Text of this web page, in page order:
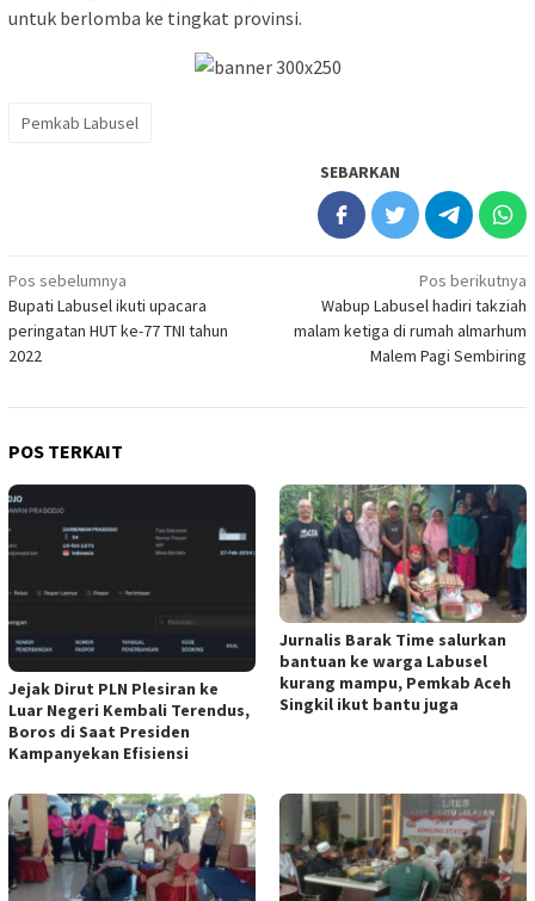
untuk berlomba ke tingkat provinsi.
Pemkab Labusel
SEBARKAN
Navigasi
pos
Pos sebelumnya
Bupati Labusel ikuti upacara
peringatan HUT ke-77 TNI tahun
2022
Pos berikutnya
Wabup Labusel hadiri takziah
malam ketiga di rumah almarhum
Malem Pagi Sembiring
POS TERKAIT
Jejak Dirut PLN Plesiran ke
Luar Negeri Kembali Terendus,
Boros di Saat Presiden
Kampanyekan Efisiensi
Jurnalis Barak Time salurkan
bantuan ke warga Labusel
kurang mampu, Pemkab Aceh
Singkil ikut bantu juga